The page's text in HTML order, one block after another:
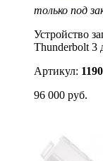
только под
Устройство
Thunderbolt 3
Артикул:
96 000 руб.